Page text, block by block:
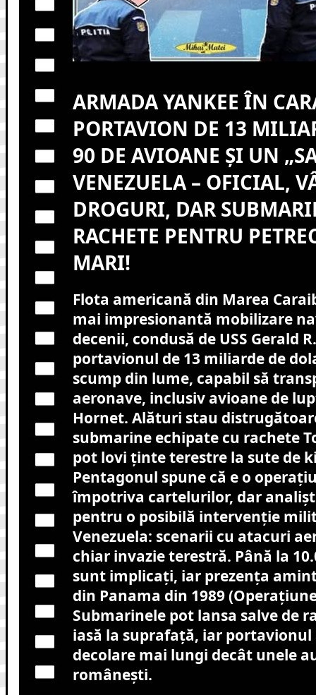
ARMADA YANKEE ÎN
PORTAVION DE 13
90 DE AVIOANE ȘI UN
VENEZUELA – OFICIAL,
DROGURI, DAR
RACHETE PENTRU
MARI!
Flota americană din Marea
mai impresionantă mobilizare
decenii, condusă de USS Gerald
portavionul de 13 miliarde de
scump din lume, capabil să
aeronave, inclusiv avioane de
Hornet. Alături stau
submarine echipate cu rachete
pot lovi ținte terestre la sute de
Pentagonul spune că e o
împotriva cartelurilor, dar
pentru o posibilă intervenție
Venezuela: scenarii cu atacuri
chiar invazie terestră. Până la
sunt implicați, iar prezența
din Panama din 1989
Submarinele pot lansa salve de
iasă la suprafață, iar portavionul
decolare mai lungi decât unele
românești.